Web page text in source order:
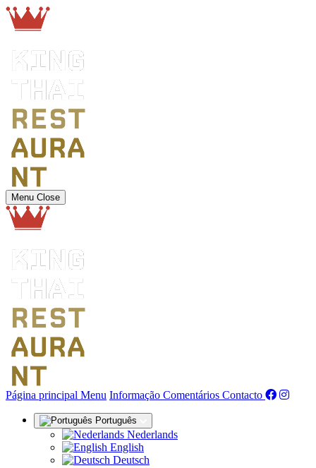
Menu Close
Página principal (actual)
Menu Informação Comentários Contacto
Português
Nederlands
English
Deutsch